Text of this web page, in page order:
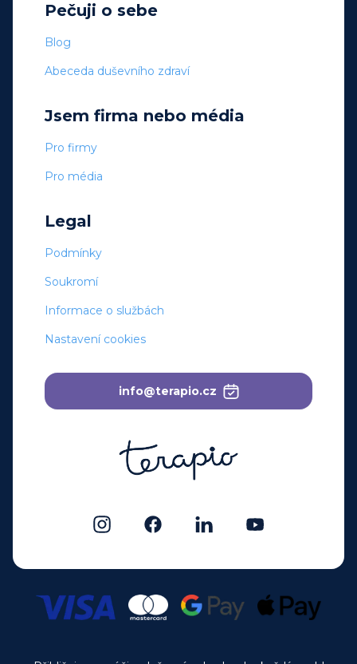
Pečuji o sebe
Blog
Abeceda duševního zdraví
Jsem firma nebo média
Pro firmy
Pro média
Legal
Podmínky
Soukromí
Informace o službách
Nastavení cookies
info@terapio.cz